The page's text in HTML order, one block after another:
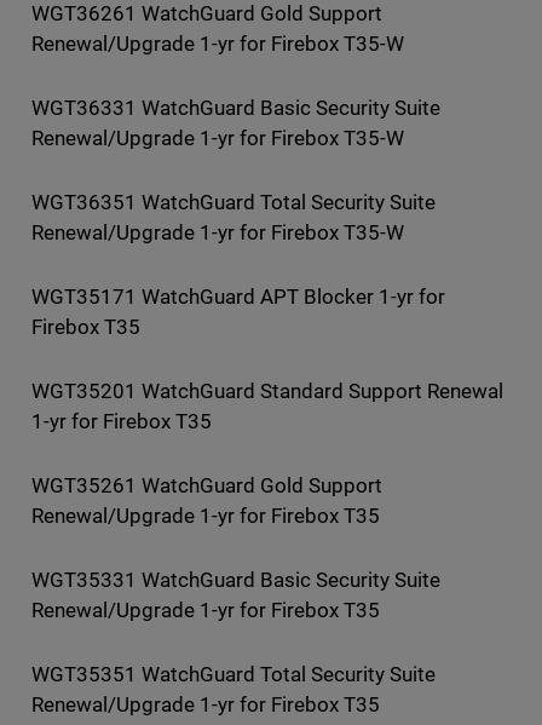
WGT36261 WatchGuard Gold Support
Renewal/Upgrade 1-yr for Firebox T35-W
WGT36331 WatchGuard Basic Security Suite
Renewal/Upgrade 1-yr for Firebox T35-W
WGT36351 WatchGuard Total Security Suite
Renewal/Upgrade 1-yr for Firebox T35-W
WGT35171 WatchGuard APT Blocker 1-yr for
Firebox T35
WGT35201 WatchGuard Standard Support Renewal
1-yr for Firebox T35
WGT35261 WatchGuard Gold Support
Renewal/Upgrade 1-yr for Firebox T35
WGT35331 WatchGuard Basic Security Suite
Renewal/Upgrade 1-yr for Firebox T35
WGT35351 WatchGuard Total Security Suite
Renewal/Upgrade 1-yr for Firebox T35